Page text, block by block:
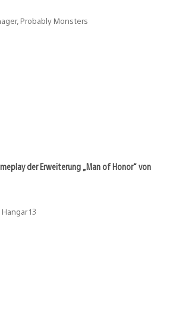
Probably Monsters
der Erweiterung „Man of Honor“ von
13